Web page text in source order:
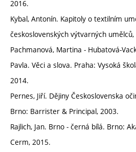
2016.
Kybal, Antonín. Kapitoly o textilním
československých výtvarných umělců,
Pachmanová, Martina ‒ Hubatová-
Pavla. Věci a slova. Praha: Vysoká
2014.
Pernes, Jiří. Dějiny Československa
Brno: Barrister & Principal, 2003.
Rajlich, Jan. Brno ‒ černá bílá. Brno:
Cerm, 2015.